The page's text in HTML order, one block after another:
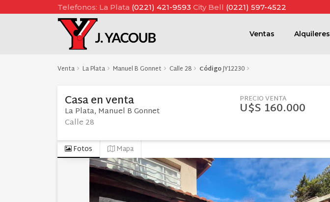
Telefonos: La Plata (0221) 421-9593 City Bell (0221) 597-4522
Ventas Alquileres
Venta La Plata Manuel B Gonnet Calle 28 CódigoJY12230
Casaenventa
La Plata Manuel B Gonnet
Calle 28
PRECIO VENTA
U$S 160.000
Fotos Mapa